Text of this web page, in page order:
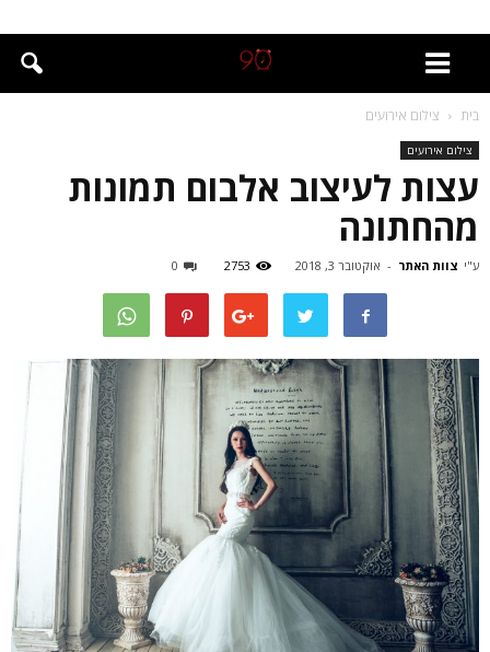
בית צילום אירועים
צילום אירועים
עצות לעיצוב אלבום תמונות
מהחתונה
ע"י צוות האתר - אוקטובר 3, 2018 2753
0